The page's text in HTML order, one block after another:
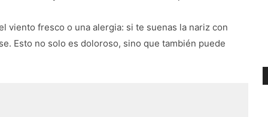
viento fresco o una alergia: si te suenas la nariz con
Esto no solo es doloroso, sino que también puede